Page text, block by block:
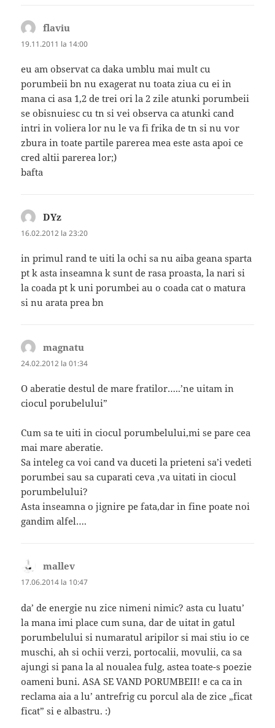
flaviu
19.11.2011 la 14:00
eu am observat ca daka umblu mai mult cu
porumbeii bn nu exagerat nu toata ziua cu ei in
mana ci asa 1,2 de trei ori la 2 zile atunki porumbeii
se obisnuiesc cu tn si vei observa ca atunki cand
intri in voliera lor nu le va fi frika de tn si nu vor
zbura in toate partile parerea mea este asta apoi ce
cred altii parerea lor;)
bafta
DYz
16.02.2012 la 23:20
in primul rand te uiti la ochi sa nu aiba geana sparta
pt k asta inseamna k sunt de rasa proasta, la nari si
la coada pt k uni porumbei au o coada cat o matura
si nu arata prea bn
magnatu
24.02.2012 la 01:34
O aberatie destul de mare fratilor…..’ne uitam in
ciocul porubelului”
Cum sa te uiti in ciocul porumbelului,mi se pare cea
mai mare aberatie.
Sa inteleg ca voi cand va duceti la prieteni sa’i vedeti
porumbei sau sa cuparati ceva ,va uitati in ciocul
porumbelului?
Asta inseamna o jignire pe fata,dar in fine poate noi
gandim alfel….
mallev
17.06.2014 la 10:47
da’ de energie nu zice nimeni nimic? asta cu luatu’
la mana imi place cum suna, dar de uitat in gatul
porumbelului si numaratul aripilor si mai stiu io ce
muschi, ah si ochii verzi, portocalii, movulii, ca sa
ajungi si pana la al noualea fulg, astea toate-s poezie
oameni buni. ASA SE VAND PORUMBEII! e ca ca in
reclama aia a lu’ antrefrig cu porcul ala de zice „ficat
ficat” si e albastru. :)